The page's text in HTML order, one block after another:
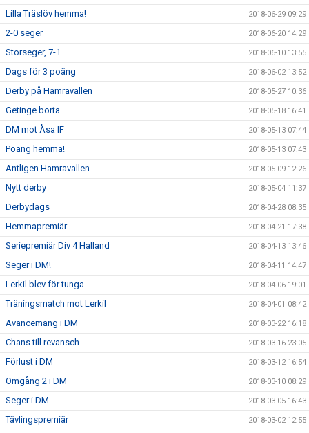
Lilla Träslöv hemma! 2018-06-29 09:29
2-0 seger 2018-06-20 14:29
Storseger, 7-1 2018-06-10 13:55
Dags för 3 poäng 2018-06-02 13:52
Derby på Hamravallen 2018-05-27 10:36
Getinge borta 2018-05-18 16:41
DM mot Åsa IF 2018-05-13 07:44
Poäng hemma! 2018-05-13 07:43
Äntligen Hamravallen 2018-05-09 12:26
Nytt derby 2018-05-04 11:37
Derbydags 2018-04-28 08:35
Hemmapremiär 2018-04-21 17:38
Seriepremiär Div 4 Halland 2018-04-13 13:46
Seger i DM! 2018-04-11 14:47
Lerkil blev för tunga 2018-04-06 19:01
Träningsmatch mot Lerkil 2018-04-01 08:42
Avancemang i DM 2018-03-22 16:18
Chans till revansch 2018-03-16 23:05
Förlust i DM 2018-03-12 16:54
Omgång 2 i DM 2018-03-10 08:29
Seger i DM 2018-03-05 16:43
Tävlingspremiär 2018-03-02 12:55